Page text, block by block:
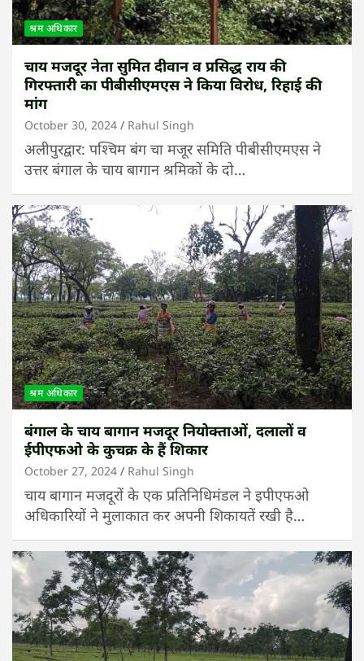
श्रम अधिकार
चाय मजदूर नेता सुमित दीवान व प्रसिद्ध राय की
गिरफ्तारी का पीबीसीएमएस ने किया विरोध, रिहाई की
मांग
October 30, 2024 Rahul Singh
अलीपुरद्वार: पश्चिम बंग चा मजूर समिति पीबीसीएमएस ने
उत्तर बंगाल के चाय बागान श्रमिकों के दो…
श्रम अधिकार
बंगाल के चाय बागान मजदूर नियोक्ताओं, दलालों व
ईपीएफओ के कुचक्र के हैं शिकार
October 27, 2024 Rahul Singh
चाय बागान मजदूरों के एक प्रतिनिधिमंडल ने इपीएफओ
अधिकारियों ने मुलाकात कर अपनी शिकायतें रखी है…